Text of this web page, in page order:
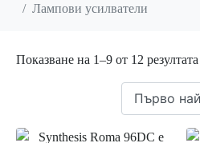
Лампови усилватели
Показване на 1–9 от 12 резултата